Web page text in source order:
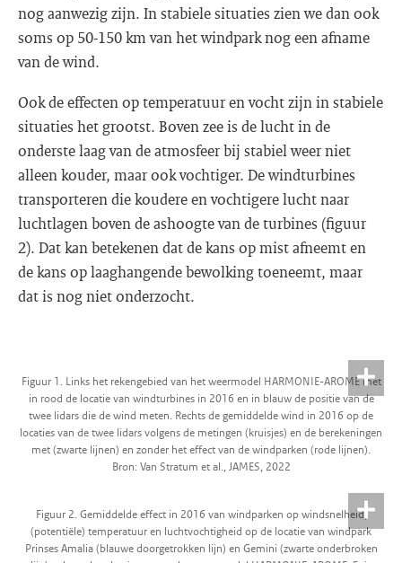
nog aanwezig zijn. In stabiele situaties zien we dan ook
soms op 50-150 km van het windpark nog een afname
van de wind.
Ook de effecten op temperatuur en vocht zijn in stabiele
situaties het grootst. Boven zee is de lucht in de
onderste laag van de atmosfeer bij stabiel weer niet
alleen kouder, maar ook vochtiger. De windturbines
transporteren die koudere en vochtigere lucht naar
luchtlagen boven de ashoogte van de turbines (figuur
2). Dat kan betekenen dat de kans op mist afneemt en
de kans op laaghangende bewolking toeneemt, maar
dat is nog niet onderzocht.
Figuur 1. Links het rekengebied van het weermodel HARMONIE-AROME met
in rood de locatie van windturbines in 2016 en in blauw de positie van de
twee lidars die de wind meten. Rechts de gemiddelde wind in 2016 op de
locaties van de twee lidars volgens de metingen (kruisjes) en de berekeningen
met (zwarte lijnen) en zonder het effect van de windparken (rode lijnen).
Bron: Van Stratum et al., JAMES, 2022
Figuur 2. Gemiddelde effect in 2016 van windparken op windsnelheid,
(potentiële) temperatuur en luchtvochtigheid op de locatie van windpark
Prinses Amalia (blauwe doorgetrokken lijn) en Gemini (zwarte onderbroken